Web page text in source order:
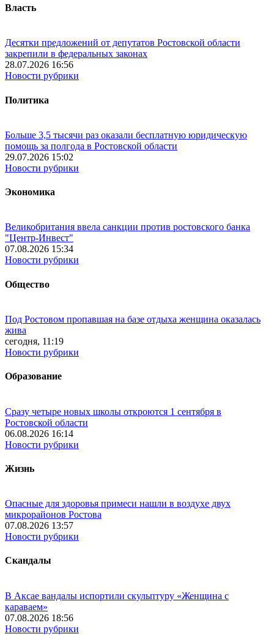
Власть
Десятки предложений от депутатов Ростовской области
закрепили в федеральных законах
28.07.2026 16:56
Новости рубрики
Политика
Больше 3,5 тысячи раз оказали бесплатную юридическую
помощь за полгода в Ростовской области
29.07.2026 15:02
Новости рубрики
Экономика
Великобритания ввела санкции против ростовского банка
"Центр-Инвест"
07.08.2026 15:34
Новости рубрики
Общество
Под Ростовом пропавшая на базе отдыха женщина оказалась
жива
сегодня, 11:19
Новости рубрики
Образование
Сразу четыре новых школы откроются 1 сентября в
Ростовской области
06.08.2026 16:14
Новости рубрики
Жизнь
Опасные для здоровья примеси нашли в воздухе двух
микрорайонов Ростова
07.08.2026 13:57
Новости рубрики
Скандалы
В Аксае вандалы испортили скульптуру «Женщина с
караваем»
07.08.2026 18:56
Новости рубрики